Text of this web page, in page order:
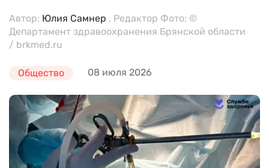
Автор: Юлия Самнер , Редактор Фото: ©
Департамент здравоохранения Брянской области
/ brkmed.ru
Общество 08 июля 2026